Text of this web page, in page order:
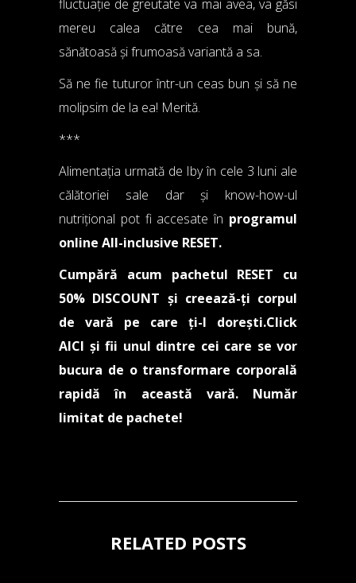
fluctuație de greutate va mai avea, va găsi
mereu calea către cea mai bună,
sănătoasă și frumoasă variantă a sa.
Să ne fie tuturor într-un ceas bun și să ne
molipsim de la ea! Merită.
***
Alimentația urmată de Iby în cele 3 luni ale
călătoriei sale dar și know-how-ul
nutrițional pot fi accesate în programul
online All-inclusive RESET.
Cumpără acum pachetul RESET cu
50% DISCOUNT și creează-ți corpul
de vară pe care ți-l dorești.Click
AICI și fii unul dintre cei care se vor
bucura de o transformare corporală
rapidă în această vară. Număr
limitat de pachete!
RELATED POSTS